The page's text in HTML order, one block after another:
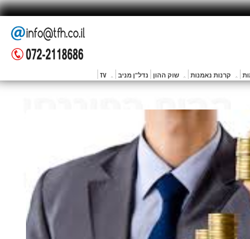
קרנות נאמנות שוק ההון נדל"ן מניב TV